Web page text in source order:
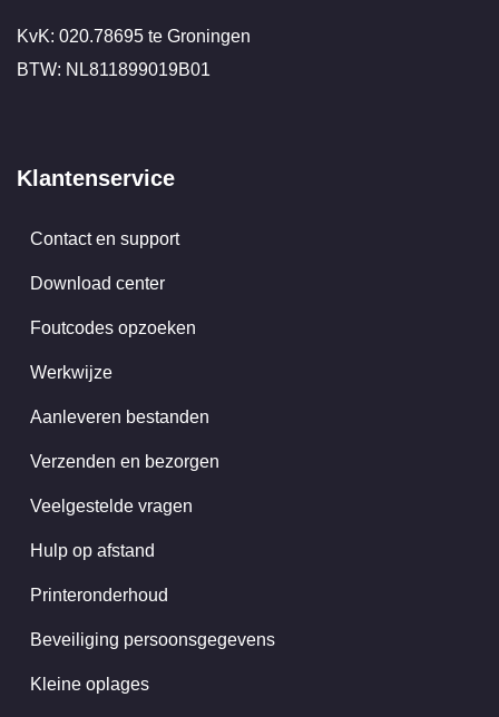
KvK: 020.78695 te Groningen
BTW: NL811899019B01
Klantenservice
Contact en support
Download center
Foutcodes opzoeken
Werkwijze
Aanleveren bestanden
Verzenden en bezorgen
Veelgestelde vragen
Hulp op afstand
Printeronderhoud
Beveiliging persoonsgegevens
Kleine oplages